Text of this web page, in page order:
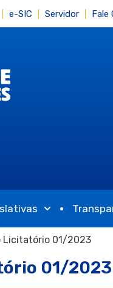
e-SIC Servidor Fale
Licitatório 01/2023
01/2023